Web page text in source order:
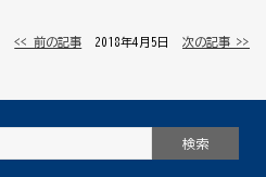
<< 前の記事 │ 2018年4月5日 │次の記事 >>